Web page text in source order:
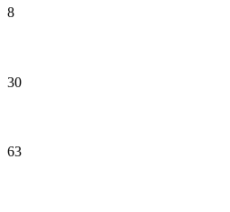
8
30
63